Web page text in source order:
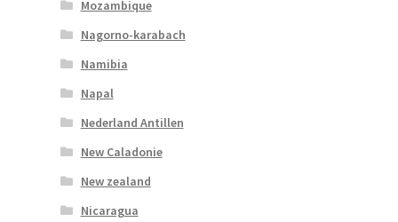
Mozambique
Nagorno-karabach
Namibia
Napal
Nederland Antillen
New Caladonie
New zealand
Nicaragua